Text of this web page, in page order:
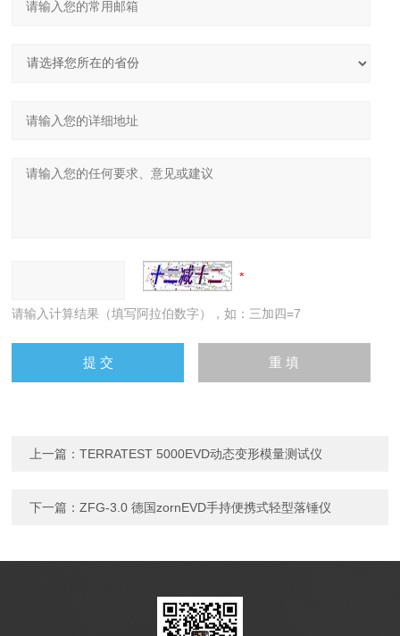
请输入计算结果（填写阿拉伯数字），如：三加四=7
上一篇：TERRATEST 5000EVD动态变形模量测试仪
下一篇：ZFG-3.0 德国zornEVD手持便携式轻型落锤仪